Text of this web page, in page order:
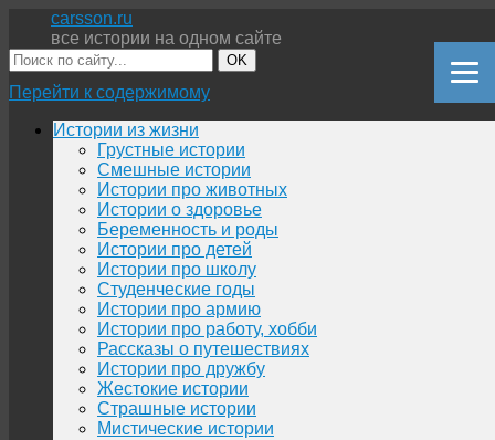
carsson.ru
все истории на одном сайте
OK
Перейти к содержимому
Истории из жизни
Грустные истории
Смешные истории
Истории про животных
Истории о здоровье
Беременность и роды
Истории про детей
Истории про школу
Студенческие годы
Истории про армию
Истории про работу, хобби
Рассказы о путешествиях
Истории про дружбу
Жестокие истории
Страшные истории
Мистические истории